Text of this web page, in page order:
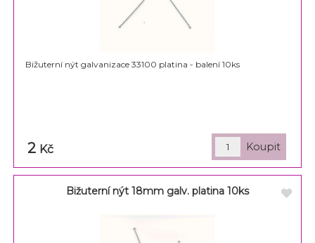
Bižuterní nýt galvanizace 33100 platina - balení 10ks
2 Kč
Bižuterní nýt 18mm galv. platina 10ks